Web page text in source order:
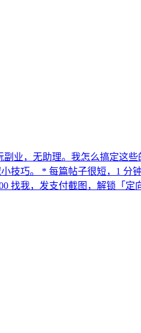
业，无助理。我怎么搞定这
技巧。 * 每篇帖子很短，1 分
找我，发支付截图，解锁「定